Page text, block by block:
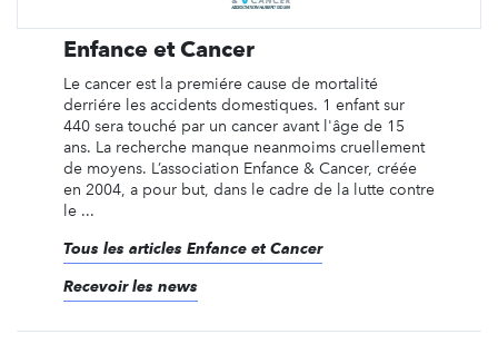
Enfance et Cancer
Le cancer est la premiére cause de mortalité
derriére les accidents domestiques. 1 enfant sur
440 sera touché par un cancer avant l'âge de 15
ans. La recherche manque neanmoims cruellement
de moyens. L’association Enfance & Cancer, créée
en 2004, a pour but, dans le cadre de la lutte contre
le ...
Tous les articles Enfance et Cancer
Recevoir les news